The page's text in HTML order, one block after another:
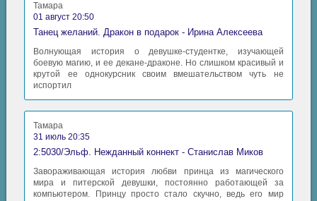
Тамара
01 август 20:50
Танец желаний. Дракон в подарок - Ирина Алексеева
Волнующая история о девушке-студентке, изучающей
боевую магию, и ее декане-драконе. Но слишком красивый и
крутой ее однокурсник своим вмешательством чуть не
испортил
Тамара
31 июль 20:35
2:5030/Эльф. Нежданный коннект - Станислав Миков
Завораживающая история любви принца из магического
мира и питерской девушки, постоянно работающей за
компьютером. Принцу просто стало скучно, ведь его мир